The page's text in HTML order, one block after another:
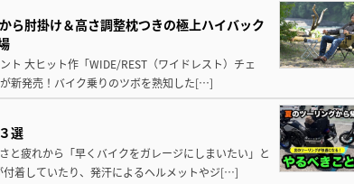
ら肘掛け＆高さ調整枕つきの極上ハイバック
ト 大ヒット作「WIDE/REST（ワイドレスト）チェ
新発売！バイク乗りのツボを熟知した[…]
選
疲れから「早くバイクをガレージにしまいたい」と
着していたり、発汗によるヘルメットやジ[…]